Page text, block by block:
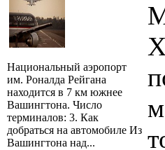
Национальный аэропорт
им. Роналда Рейгана
находится в 7 км южнее
Вашингтона. Число
терминалов: 3. Как
добраться на автомобиле Из
Вашингтона над...